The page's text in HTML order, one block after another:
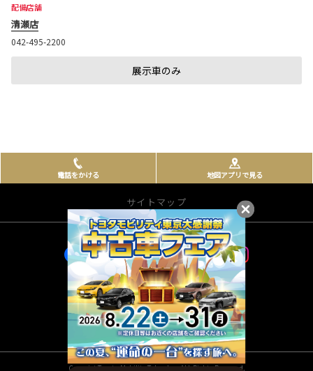
配備店舗
清瀬店
042-495-2200
展示車のみ
電話をかける 地図アプリで見る
サイトマップ
店内インドアビュー
試乗車・展示車一覧
プライバシーポリシー
所有権解除
サイトのご利用にあたって
Copyrigt Toyota Mobility Tokyo Inc. ALL Rights Reserved.